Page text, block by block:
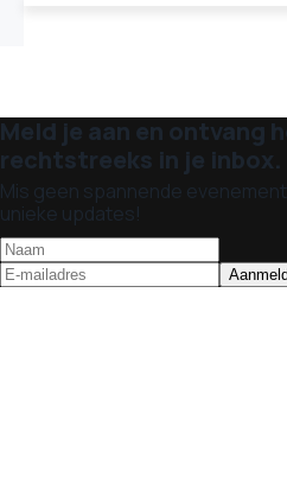
Meld je aan en ontvang
rechtstreeks in je inbox.
Mis geen spannende
unieke updates!